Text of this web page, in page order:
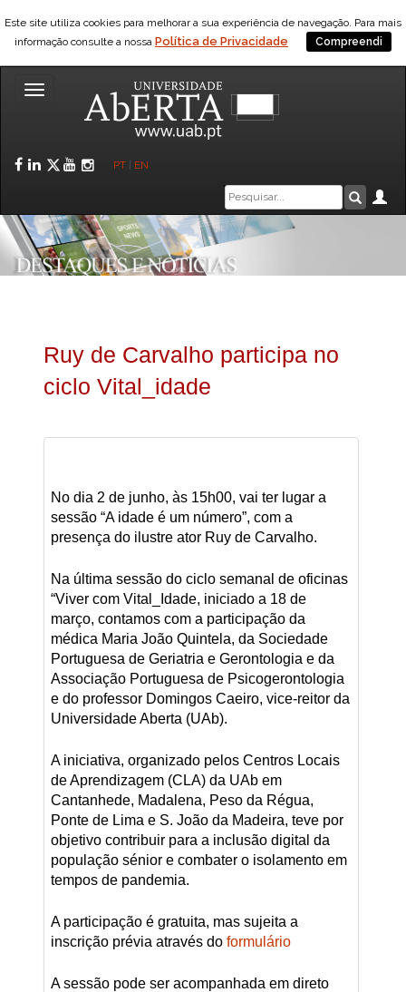
Este site utiliza cookies para melhorar a sua experiência de navegação. Para mais
informação consulte a nossa Política de Privacidade Compreendi
Toggle
Facebook
LinkedIn
Twitter
YouTube
Instagram
PT EN
Caixa
de
pesquisa
Ruy de Carvalho participa no
ciclo Vital_idade
No dia 2 de junho, às 15h00, vai ter lugar a
sessão “A idade é um número”, com a
presença do ilustre ator Ruy de Carvalho.
Na última sessão do ciclo semanal de oficinas
“Viver com Vital_Idade, iniciado a 18 de
março, contamos com a participação da
médica Maria João Quintela, da Sociedade
Portuguesa de Geriatria e Gerontologia e da
Associação Portuguesa de Psicogerontologia
e do professor Domingos Caeiro, vice-reitor da
Universidade Aberta (UAb).
A iniciativa, organizado pelos Centros Locais
de Aprendizagem (CLA) da UAb em
Cantanhede, Madalena, Peso da Régua,
Ponte de Lima e S. João da Madeira, teve por
objetivo contribuir para a inclusão digital da
população sénior e combater o isolamento em
tempos de pandemia.
A participação é gratuita, mas sujeita a
inscrição prévia através do formulário
A sessão pode ser acompanhada em direto